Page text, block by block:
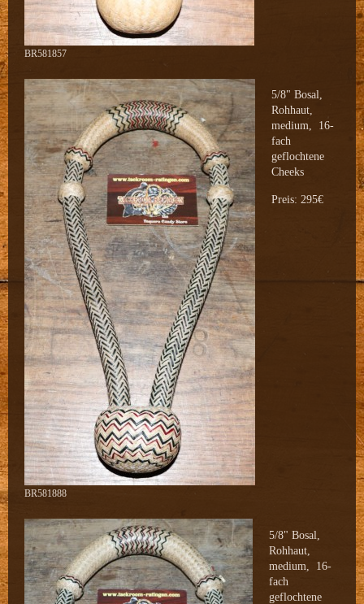
BR581857
BR581888
5/8" Bosal,
Rohhaut,
medium, 16-
fach
geflochtene
Cheeks
Preis: 295€
5/8" Bosal,
Rohhaut,
medium, 16-
fach
geflochtene